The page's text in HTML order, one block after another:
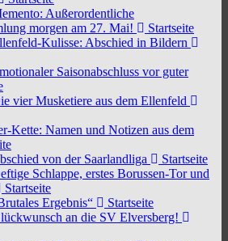
Außerordentliche
morgen am 27. Mai!
Startseite
Kulisse: Abschied in Bildern
Saisonabschluss vor guter
vier Musketiere aus dem Ellenfeld
Kette: Namen und Notizen aus dem
von der Saarlandliga
Startseite
Schlappe, erstes Borussen-Tor und
Startseite
Ergebnis“
Startseite
an die SV Elversberg!